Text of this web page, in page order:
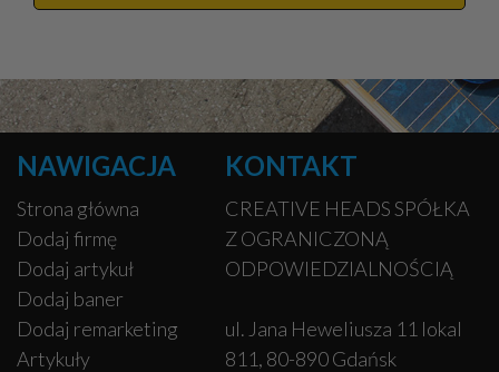
NAWIGACJA
Strona główna
Dodaj firmę
Dodaj artykuł
Dodaj baner
Dodaj remarketing
Artykuły
KONTAKT
CREATIVE HEADS SPÓŁKA
Z OGRANICZONĄ
ODPOWIEDZIALNOŚCIĄ
ul. Jana Heweliusza 11 lokal
811, 80-890 Gdańsk